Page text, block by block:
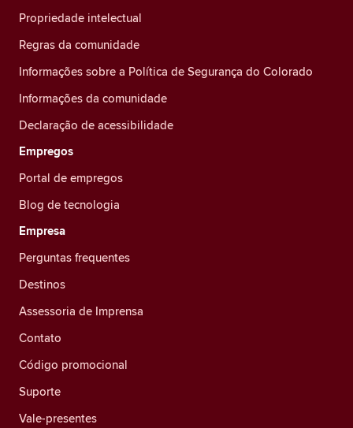
Propriedade intelectual
Regras da comunidade
Informações sobre a Política de Segurança do Colorado
Informações da comunidade
Declaração de acessibilidade
Empregos
Portal de empregos
Blog de tecnologia
Empresa
Perguntas frequentes
Destinos
Assessoria de Imprensa
Contato
Código promocional
Suporte
Vale-presentes